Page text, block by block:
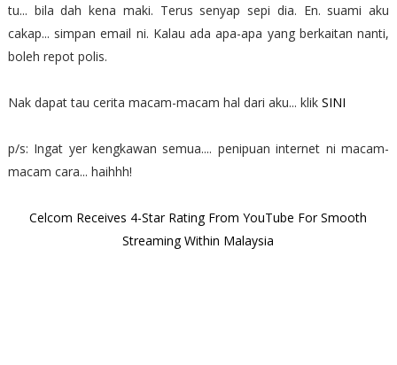
tu... bila dah kena maki. Terus senyap sepi dia. En. suami aku
cakap... simpan email ni. Kalau ada apa-apa yang berkaitan nanti,
boleh repot polis.
Nak dapat tau cerita macam-macam hal dari aku... klik SINI
p/s: Ingat yer kengkawan semua.... penipuan internet ni macam-
macam cara... haihhh!
Celcom Receives 4-Star Rating From YouTube For Smooth
Streaming Within Malaysia